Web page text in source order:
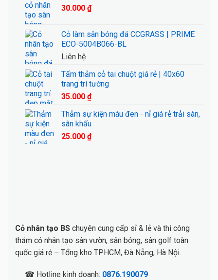
30.000 ₫
Cỏ làm sân bóng đá CCGRASS | PRIME
ECO-5004B066-BL
Liên hệ
Tấm thảm cỏ tai chuột giá rẻ | 40x60
trang trí tường
35.000 ₫
Thảm sự kiện màu đen - nỉ giá rẻ trải sàn,
sân khấu
25.000 ₫
Cỏ nhân tạo BS chuyên cung cấp sỉ & lẻ và thi công
thảm cỏ nhân tạo sân vườn, sân bóng, sân golf toàn
quốc giá rẻ – Tổng kho TPHCM, Đà Nẵng, Hà Nội.
☎ Hotline kinh doanh: 0876.190079